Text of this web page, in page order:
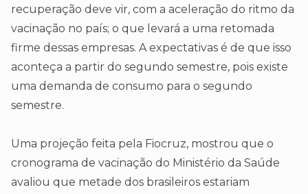
recuperação deve vir, com a aceleração do ritmo da
vacinação no país; o que levará a uma retomada
firme dessas empresas. A expectativas é de que isso
aconteça a partir do segundo semestre, pois existe
uma demanda de consumo para o segundo
semestre.
Uma projeção feita pela Fiocruz, mostrou que o
cronograma de vacinação do Ministério da Saúde
avaliou que metade dos brasileiros estariam